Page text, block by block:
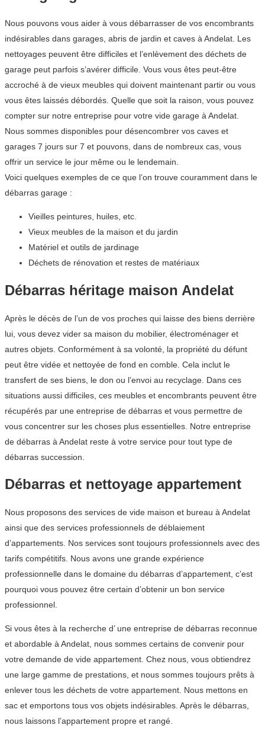
Nous pouvons vous aider à vous débarrasser de vos encombrants
indésirables dans garages, abris de jardin et caves à Andelat. Les
nettoyages peuvent être difficiles et l’enlèvement des déchets de
garage peut parfois s’avérer difficile. Vous vous êtes peut-être
accroché à de vieux meubles qui doivent maintenant partir ou vous
vous êtes laissés débordés. Quelle que soit la raison, vous pouvez
compter sur notre entreprise pour votre vide garage à Andelat.
Nous sommes disponibles pour désencombrer vos caves et
garages 7 jours sur 7 et pouvons, dans de nombreux cas, vous
offrir un service le jour même ou le lendemain.
Voici quelques exemples de ce que l’on trouve couramment dans le
débarras garage :
Vieilles peintures, huiles, etc.
Vieux meubles de la maison et du jardin
Matériel et outils de jardinage
Déchets de rénovation et restes de matériaux
Débarras héritage maison Andelat
Après le décès de l’un de vos proches qui laisse des biens derrière
lui, vous devez vider sa maison du mobilier, électroménager et
autres objets. Conformément à sa volonté, la propriété du défunt
peut être vidée et nettoyée de fond en comble. Cela inclut le
transfert de ses biens, le don ou l’envoi au recyclage. Dans ces
situations aussi difficiles, ces meubles et encombrants peuvent être
récupérés par une entreprise de débarras et vous permettre de
vous concentrer sur les choses plus essentielles. Notre entreprise
de débarras à Andelat reste à votre service pour tout type de
débarras succession.
Débarras et nettoyage appartement
Nous proposons des services de vide maison et bureau à Andelat
ainsi que des services professionnels de déblaiement
d’appartements. Nos services sont toujours professionnels avec des
tarifs compétitifs. Nous avons une grande expérience
professionnelle dans le domaine du débarras d’appartement, c’est
pourquoi vous pouvez être certain d’obtenir un bon service
professionnel.
Si vous êtes à la recherche d’ une entreprise de débarras reconnue
et abordable à Andelat, nous sommes certains de convenir pour
votre demande de vide appartement. Chez nous, vous obtiendrez
une large gamme de prestations, et nous sommes toujours prêts à
enlever tous les déchets de votre appartement. Nous mettons en
sac et emportons tous vos objets indésirables. Après le débarras,
nous laissons l’appartement propre et rangé.